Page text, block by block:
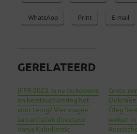
WhatsApp Print E-mail
GERELATEERD
IFFR 2023. Is na lockdowns
en herstructurering het
vuur terug? Vier vragen
aan artistiek directeur
Vanja Kaludjercic
Grote
Oleg
weken